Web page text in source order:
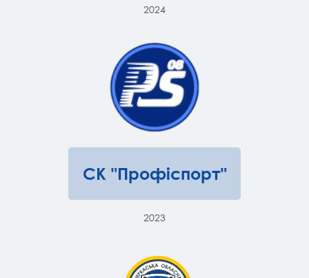
2024
СК "Профіспорт"
2023